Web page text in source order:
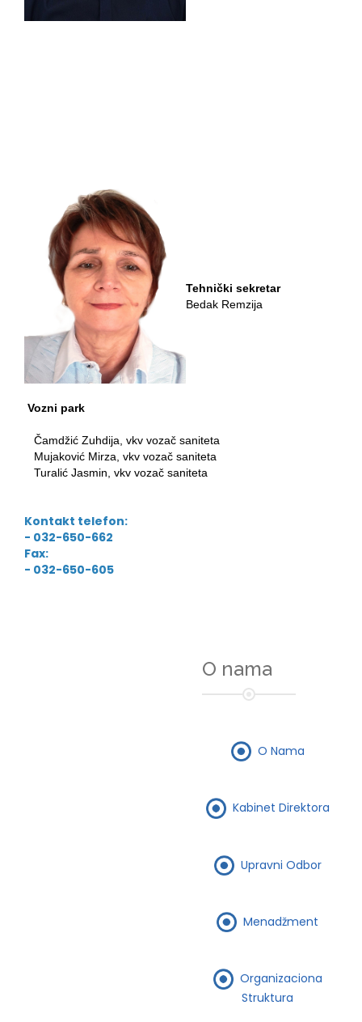
Tehnički sekretar
Bedak Remzija
Vozni park
Čamdžić Zuhdija, vkv vozač saniteta
Mujaković Mirza, vkv vozač saniteta
Turalić Jasmin, vkv vozač saniteta
Kontakt telefon:
- 032-650-662
Fax:
- 032-650-605
O nama
O Nama
Kabinet Direktora
Upravni Odbor
Menadžment
Organizaciona
Struktura